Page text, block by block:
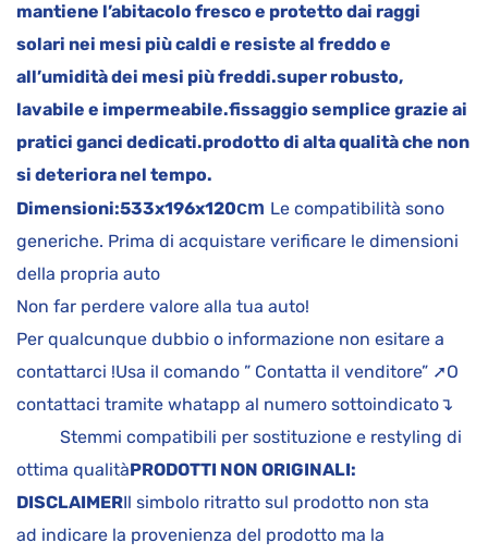
mantiene l’abitacolo fresco e protetto dai raggi
solari nei mesi più caldi e resiste al freddo e
all’umidità dei mesi più freddi.super robusto,
lavabile e impermeabile.fissaggio semplice grazie ai
pratici ganci dedicati.prodotto di alta qualità che non
si deteriora nel tempo.
Dimensioni:533x196x120cm Le compatibilità sono
generiche. Prima di acquistare verificare le dimensioni
della propria auto
Non far perdere valore alla tua auto!
Per qualcunque dubbio o informazione non esitare a
contattarci !Usa il comando ” Contatta il venditore” ➚O
contattaci tramite whatapp al numero sottoindicato↴
Stemmi compatibili per sostituzione e restyling di
ottima qualitàPRODOTTI NON ORIGINALI:
DISCLAIMERIl simbolo ritratto sul prodotto non sta
ad indicare la provenienza del prodotto ma la